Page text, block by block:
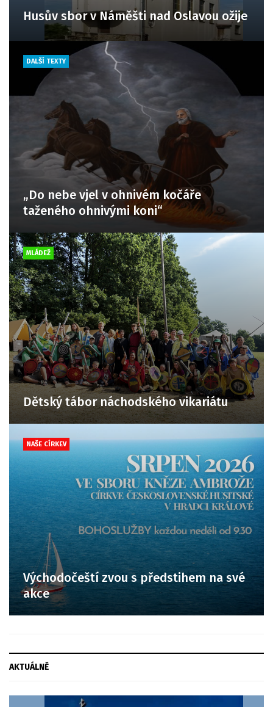
Husův sbor v Náměšti nad Oslavou ožije
DALŠÍ TEXTY
„Do nebe vjel v ohnivém kočáře
taženého ohnivými koni“
MLÁDEŽ
Dětský tábor náchodského vikariátu
NAŠE CÍRKEV
Východočeští zvou s předstihem na své
akce
AKTUÁLNĚ